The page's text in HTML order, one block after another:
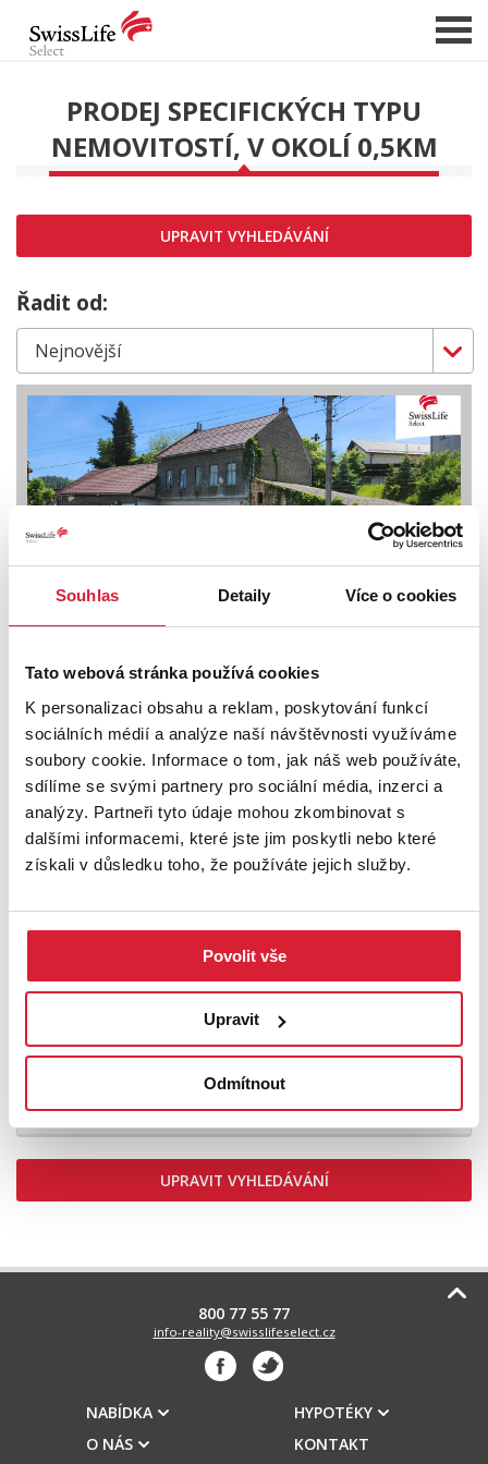
Souhlas Detaily Více o cookies
Tato webová stránka používá cookies
K personalizaci obsahu a reklam, poskytování funkcí
sociálních médií a analýze naší návštěvnosti využíváme
soubory cookie. Informace o tom, jak náš web používáte,
sdílíme se svými partnery pro sociální média, inzerci a
analýzy. Partneři tyto údaje mohou zkombinovat s
dalšími informacemi, které jste jim poskytli nebo které
získali v důsledku toho, že používáte jejich služby.
Povolit vše
Upravit
Odmítnout
NABÍDKA NEMOVITOSTÍ
CHCI PRODAT / PRONAJMOUT
HLÍDAT NOVÉ NABÍDKY
CHCI OCENIT NEMOVITOST
O NÁS
REFERENCE
SLUŽBY
KARIÉRA
FINANCOVÁNÍ / HYPOTÉKA
KONTAKT
PRODEJ SPECIFICKÝCH TYPU
NEMOVITOSTÍ, V OKOLÍ 0,5KM
UPRAVIT VYHLEDÁVÁNÍ
Řadit od:
Nemile
Info o ceně u RK
Prodej specifického typu nemovitosti 54 m2
Strakonická, Praha
3 990 000 Kč
UPRAVIT VYHLEDÁVÁNÍ
800 77 55 77
info-reality@swisslifeselect.cz
NABÍDKA
O NÁS
HYPOTÉKY
KONTAKT